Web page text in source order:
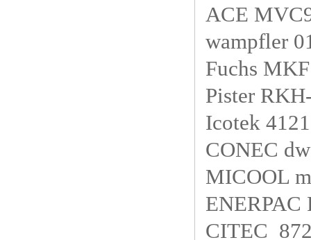
ACE
wampfler
Fuchs
Pister
Icotek
CONEC
MICOOL
ENERPAC
CITEC